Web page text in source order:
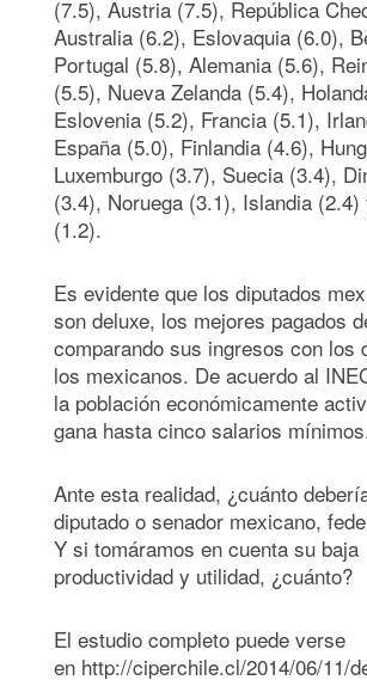
(7.5), Austria (7.5), República
Australia (6.2), Eslovaquia (6.0),
Portugal (5.8), Alemania (5.6),
(5.5), Nueva Zelanda (5.4),
Eslovenia (5.2), Francia (5.1),
España (5.0), Finlandia (4.6),
Luxemburgo (3.7), Suecia (3.4),
(3.4), Noruega (3.1), Islandia
(1.2).
Es evidente que los diputados
son deluxe, los mejores pagados
comparando sus ingresos con los
los mexicanos. De acuerdo al
la población económicamente
gana hasta cinco salarios
Ante esta realidad, ¿cuánto
diputado o senador mexicano,
Y si tomáramos en cuenta su baja
productividad y utilidad, ¿cuánto?
El estudio completo puede verse
en http://ciperchile.cl/2014/06/11/